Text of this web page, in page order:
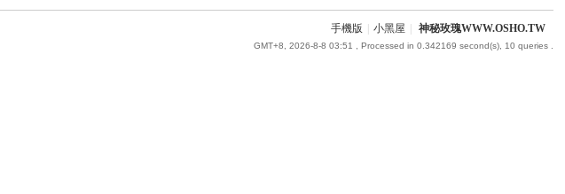
手機版 小黑屋 神秘玫瑰WWW.OSHO.TW
GMT+8, 2026-8-8 03:51 , Processed in 0.342169 second(s), 10 queries .